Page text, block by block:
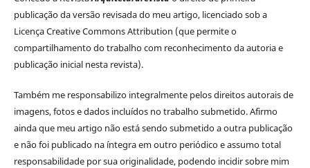
publicação da versão revisada do meu artigo, licenciado sob a
Licença Creative Commons Attribution (que permite o
compartilhamento do trabalho com reconhecimento da autoria e
publicação inicial nesta revista).
Também me responsabilizo integralmente pelos direitos autorais de
imagens, fotos e dados incluídos no trabalho submetido.Afirmo
ainda que meu artigo não está sendo submetido a outra publicação
e não foi publicado na íntegra em outro periódico e assumo total
responsabilidade por sua originalidade, podendo incidir sobre mim